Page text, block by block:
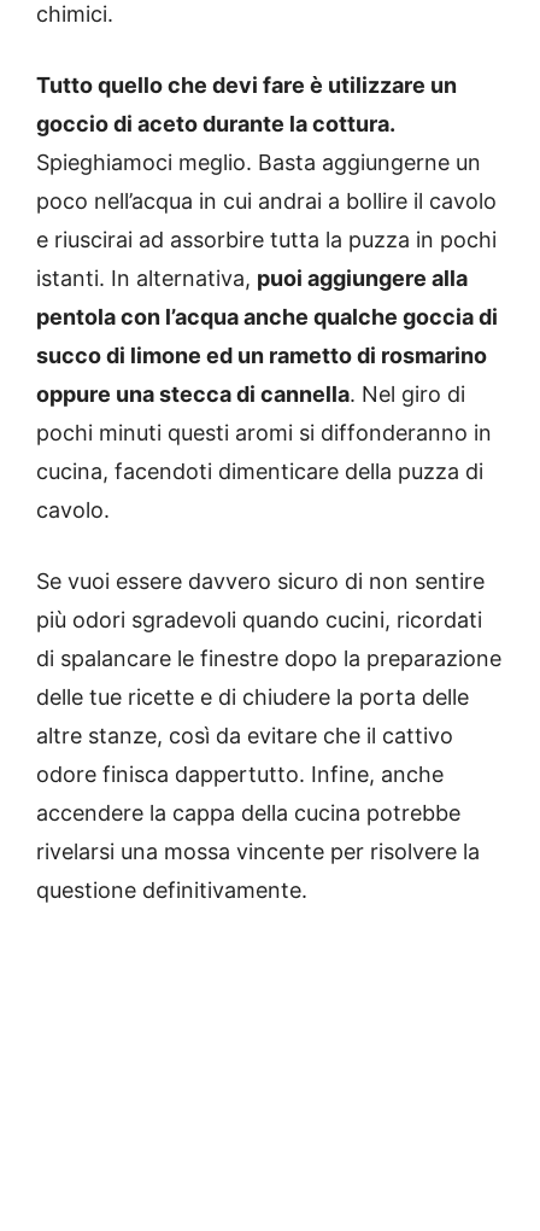
chimici.
Tutto quello che devi fare è utilizzare un
goccio di aceto durante la cottura.
Spieghiamoci meglio. Basta aggiungerne un
poco nell’acqua in cui andrai a bollire il cavolo
e riuscirai ad assorbire tutta la puzza in pochi
istanti. In alternativa, puoi aggiungere alla
pentola con l’acqua anche qualche goccia di
succo di limone ed un rametto di rosmarino
oppure una stecca di cannella. Nel giro di
pochi minuti questi aromi si diffonderanno in
cucina, facendoti dimenticare della puzza di
cavolo.
Se vuoi essere davvero sicuro di non sentire
più odori sgradevoli quando cucini, ricordati
di spalancare le finestre dopo la preparazione
delle tue ricette e di chiudere la porta delle
altre stanze, così da evitare che il cattivo
odore finisca dappertutto. Infine, anche
accendere la cappa della cucina potrebbe
rivelarsi una mossa vincente per risolvere la
questione definitivamente.